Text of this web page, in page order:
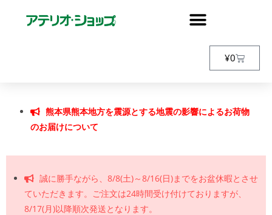
¥0
熊本県熊本地方を震源とする地震の影響によるお荷物
のお届けについて
誠に勝手ながら、8/8(土)～8/16(日)までをお盆休暇とさせ
ていただきます。ご注文は24時間受け付けておりますが、
8/17(月)以降順次発送となります。